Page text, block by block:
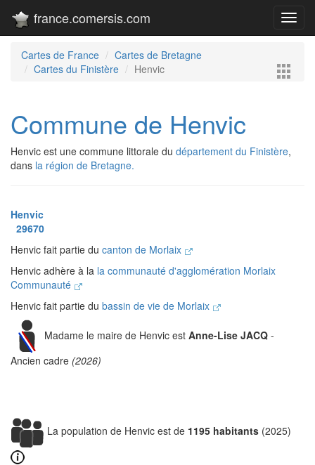
france.comersis.com
Cartes de France
Cartes de Bretagne
Cartes du Finistère
Henvic
Commune de Henvic
Henvic est une commune littorale du département du Finistère,
dans la région de Bretagne.
Henvic
29670
Henvic fait partie du canton de Morlaix
Henvic adhère à la la communauté d'agglomération Morlaix
Communauté
Henvic fait partie du bassin de vie de Morlaix
Madame le maire de Henvic est Anne-Lise JACQ -
Ancien cadre (2026)
La population de Henvic est de 1195 habitants (2025)